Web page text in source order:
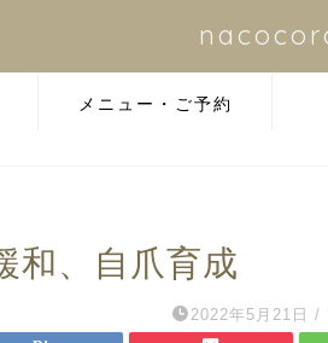
メニュー・ご予約
和、自爪育成
2022年5月21日 /